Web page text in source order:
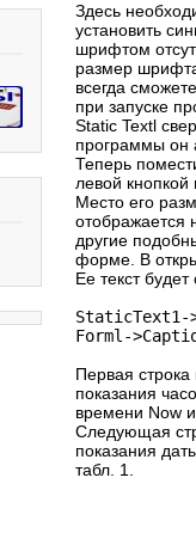
Здесь
установить
шрифтом
размер
всегда
при запуске
Static Textl
программы он
Теперь
левой
Место его
отображается
другие
форме. В
Ее текст будет
StaticText1-
Forml-
Первая строка
показания
времени Now
Следующая
показания
табл. 1.